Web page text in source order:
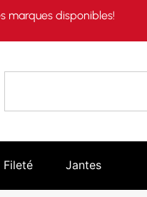
marques disponibles!
Fileté Jantes